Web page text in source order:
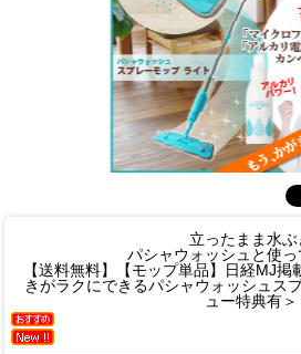
立ったまま水ぶ
パシャウォッシュと使っ
【送料無料】【モップ単品】日経MJ
きがラクにできるパシャウォッシュス
ュー特典有＞